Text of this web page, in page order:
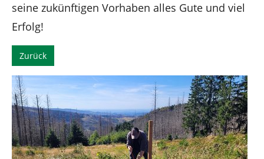
seine zukünftigen Vorhaben alles Gute und viel
Erfolg!
Zurück